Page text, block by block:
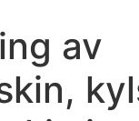
av